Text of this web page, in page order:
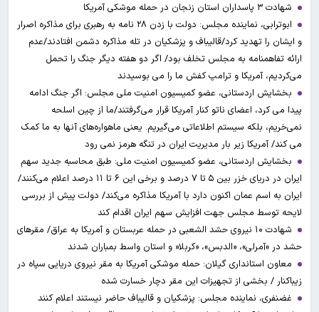
شهادت ۳ ‌پاسداران استان زنجان در حمله موشکی آمریکا
ابوترابی، نماینده مجلس: دولت با زدن ۲۸ نامه به رهبری برای مذاکره اصرار
و ایشان را تهدید کرد/قالیباف و پزشکیان در تله مذاکره دشمن افتادند/عدم
ارائه تفاهمنامه به مجلس تخلف بود/ اگر دو هفته دیگر جنگ را تحمل
می‌کردیم، آمریکا و ترامپ کفش ما را می بوسیدند
بخشایش اردستانی، عضو کمیسیون امنیت ملی مجلس: اگر جنگ ادامه
پیدا می کرد، اعضای ناتو کنار آمریکا قرار می‌گرفتند/ما از چین اسلحه
نمی‌خریم، بلکه سیستم اطلاعاتی می‌گیریم. یعنی ماهواره‌های آنها به ما کمک
می کند/ آمریکا زیر بار مدیریت ایران در تنگه هرمز نمی رود
بخشایش اردستانی، عضو کمیسیون امنیت ملی: طبق محاسبه جدید سهم
ایران در دریای خزر بین ۵ تا ۷ درصد و برخی این ۶ تا ۱۱ درصد اعلام می‌کنند/
ایران به اسم عمان اکنون دارد با آمریکا مذاکره می‌کند/ دولت پیش از بررسی
لایحه توسط مجلس جهت افزایش سهم ایران اقدام کند
شهادت ۱۰ نیروی حشد الشعبی در حمله عربستان و آمریکا به عراق/ مقرهای
حشد در »آمرلی»، «الدبس»، «کربلا« و استان واسط بمباران شدند
معاون استانداری گیلان: حمله موشکی آمریکا به مقر نیروی دریایی سپاه در
زیباکنار / بخشی از تجهیزات این مقر دچار خسارت شده
غضنفری، نماینده مجلس: پزشکیان و قالیباف حاضر نیستند اعلام کنند